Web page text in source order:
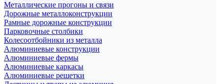
Металлические прогоны и связи
Дорожные металлоконструкции
Рамные дорожные конструкции
Парковочные столбики
Колесоотбойники из металла
Алюминиевые конструкции
Алюминиевые фермы
Алюминиевые каркасы
Алюминиевые решетки